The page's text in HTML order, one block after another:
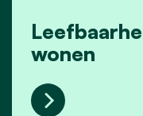
wonen
Leefbaarheid,